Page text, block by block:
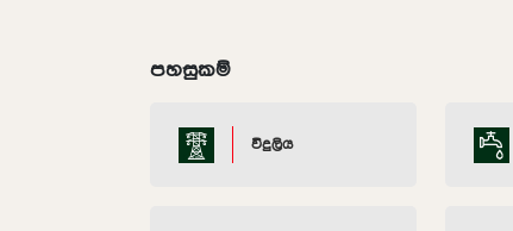
පහසුකම්
විදුලිය